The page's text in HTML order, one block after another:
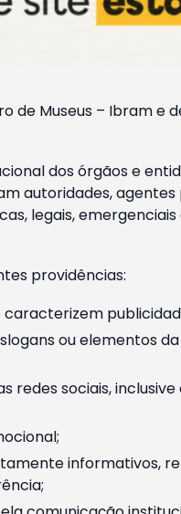
de Museus – Ibram e
dos órgãos e
autoridades,
legais,
providências:
ou elementos
sociais,
informativos,